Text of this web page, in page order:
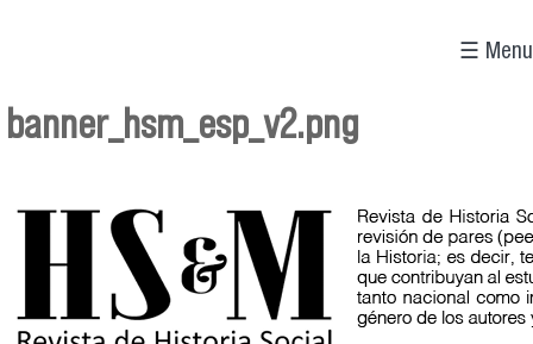
☰ Menu
You are here
banner_hsm_esp_v2.png